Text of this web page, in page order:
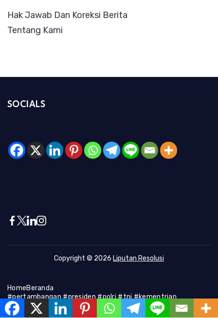
Hak Jawab Dan Koreksi Berita
Tentang Kami
SOCIALS
Copyright © 2026 Liputan Resolusi
HomeBeranda
#pertambangan #presiden #polri #tni #kementrian
#presiden #Kapolri #indonesia